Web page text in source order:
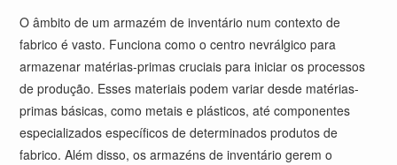
O âmbito de um armazém de inventário num contexto de
fabrico é vasto. Funciona como o centro nevrálgico para
armazenar matérias-primas cruciais para iniciar os processos
de produção. Esses materiais podem variar desde matérias-
primas básicas, como metais e plásticos, até componentes
especializados específicos de determinados produtos de
fabrico. Além disso, os armazéns de inventário gerem o